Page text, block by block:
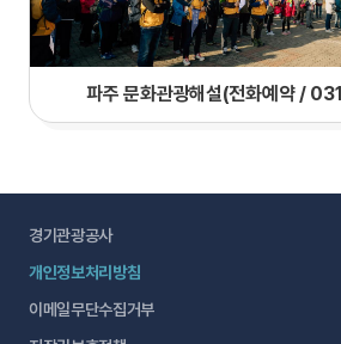
파주 문화관광해설(전화예약 /
경기관광공사
개인정보처리방침
이메일무단수집거부